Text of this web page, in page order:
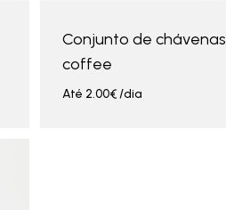
Conjunto de chávenas
coffee
Até 2.00€/dia